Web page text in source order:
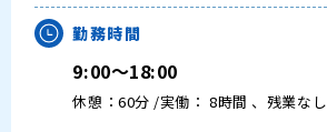
勤務時間
9:00～18:00
休憩：60分 /実働： 8時間 、残業なし